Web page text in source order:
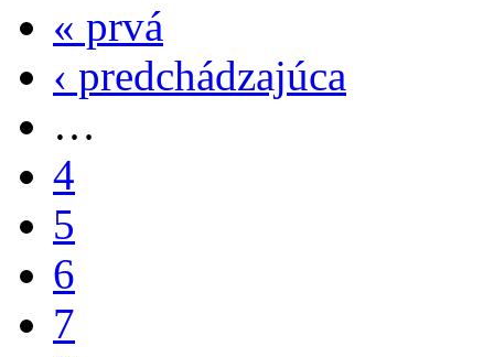
« prvá
‹ predchádzajúca
…
4
5
6
7